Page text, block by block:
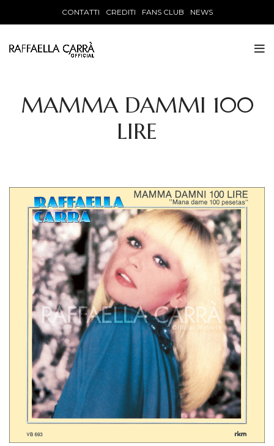
CONTATTI CREDITI FANS CLUB NEWS
MAMMA DAMMI 100
LIRE